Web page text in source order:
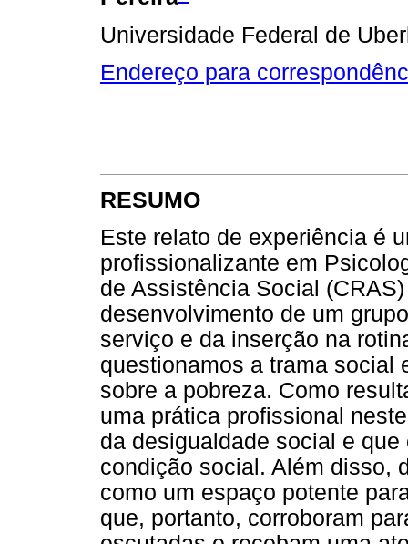
Universidade Federal de
Endereço para
RESUMO
Este relato de experiência é
profissionalizante em
de Assistência Social
desenvolvimento de um
serviço e da inserção na
questionamos a trama social
sobre a pobreza. Como
uma prática profissional
da desigualdade social e
condição social. Além disso,
como um espaço potente
que, portanto, corroboram